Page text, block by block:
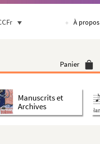
À propos
Panier
Manuscrits et
Archives